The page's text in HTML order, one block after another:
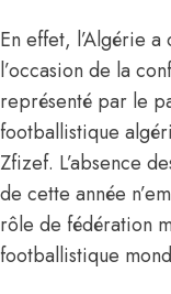
En effet, l’Algérie
l’occasion de la
représenté par le
footballistique
Zfizef. L’absence
de cette année
rôle de fédération
footballistique